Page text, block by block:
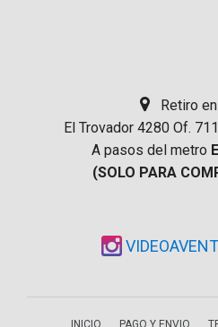
Retiro
El Trovador 4280 Of.
A pasos del metro
(SOLO PARA
INICIO PAGO Y ENVIO